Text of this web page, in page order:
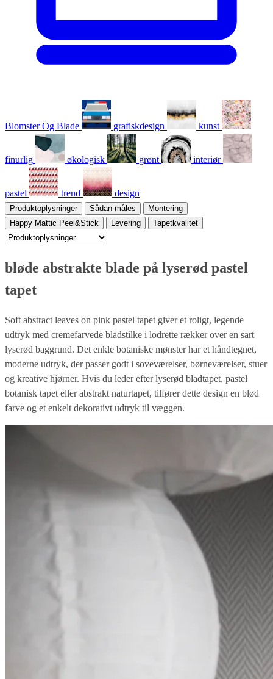
Blomster Og Blade grafiskdesign kunst
finurlig økologisk grønt interiør
pastel trend design
Produktoplysninger Sådan måles
Montering
Happy Mattic Peel&Stick
Levering Tapetkvalitet
bløde abstrakte blade på lyserød pastel
tapet
Soft abstract leaves on pink pastel tapet giver et roligt, legende
udtryk med cremefarvede bladstilke i lodrette rækker over en sart
lyserød baggrund. Det enkle botaniske mønster har et håndtegnet,
moderne udtryk, der passer godt i soveværelser, børneværelser, stuer
og kreative hjørner. Hvis du leder efter lyserød bladtapet, pastel
botanisk tapet eller abstrakt naturtapet, tilfører dette design en blød
farve og et enkelt dekorativt udtryk til væggen.